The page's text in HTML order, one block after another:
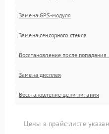
Замена GPS-модуля
Замена сенсорного стекла
Восстановление после попадания
Замена дисплея
Восстановление цепи питания
Цены в прайс-листе